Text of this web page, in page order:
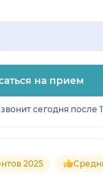
на прием
сегодня после
2025